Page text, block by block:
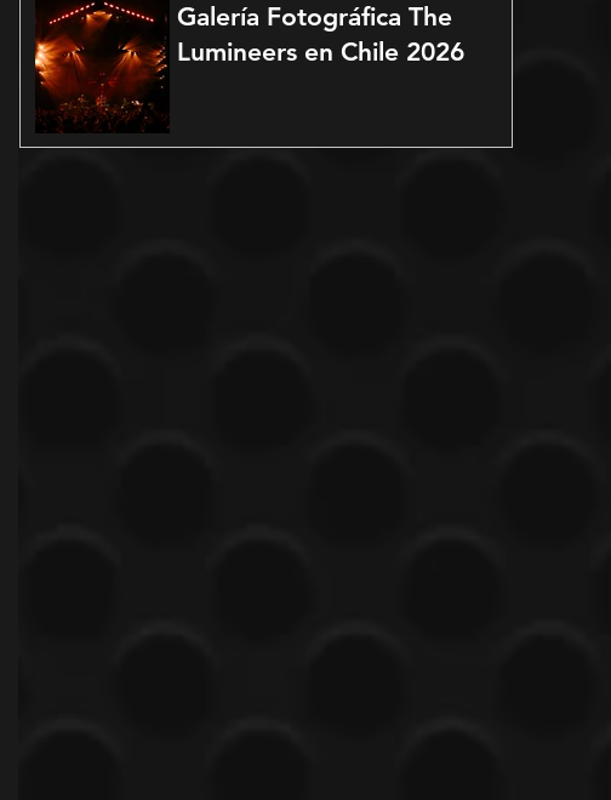
Galería Fotográfica The
Lumineers en Chile 2026